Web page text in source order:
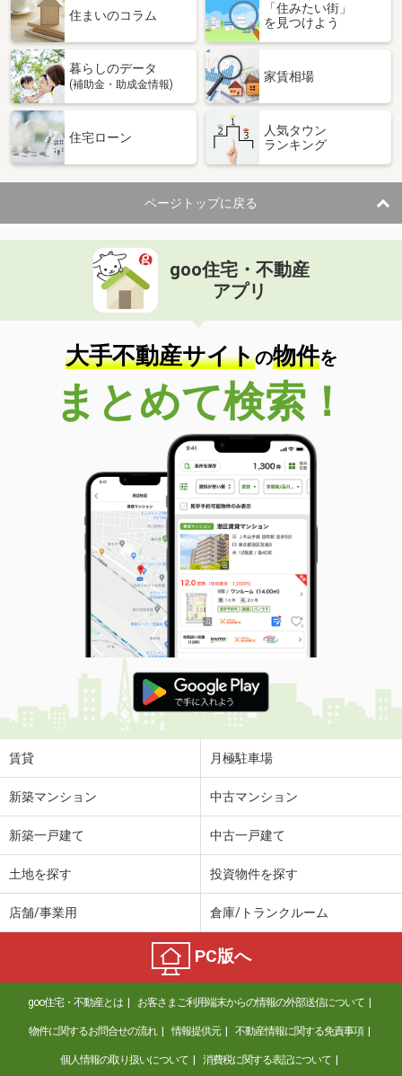
住まいのコラム
「住みたい街」
を見つけよう
暮らしのデータ
(補助金・助成金情報)
家賃相場
住宅ローン
人気タウン
ランキング
ページトップに戻る
goo住宅・不動産
アプリ
大手不動産サイトの物件を
まとめて検索！
賃貸 月極駐車場
新築マンション 中古マンション
新築一戸建て 中古一戸建て
土地を探す 投資物件を探す
店舗/事業用 倉庫/トランクルーム
PC版へ
goo住宅・不動産とは お客さまご利用端末からの情報の外部送信について
物件に関するお問合せの流れ 情報提供元 不動産情報に関する免責事項
個人情報の取り扱いについて 消費税に関する表記について